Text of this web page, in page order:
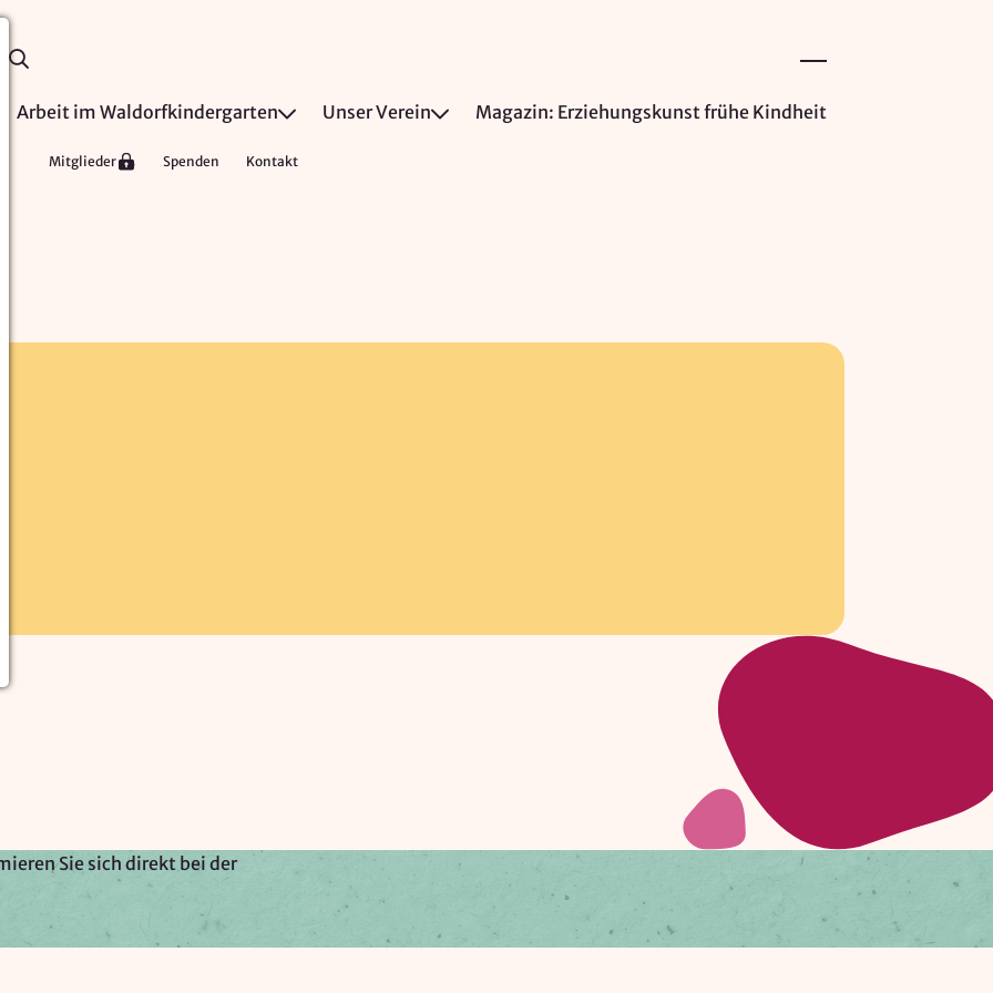
Arbeit im Waldorfkindergarten Unser Verein Magazin: Erziehungskunst frühe Kindheit
Mitglieder Spenden Kontakt
Sie sich direkt bei der